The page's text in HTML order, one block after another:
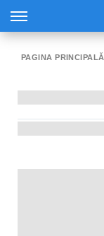
PAGINA PRINCIPALĂ